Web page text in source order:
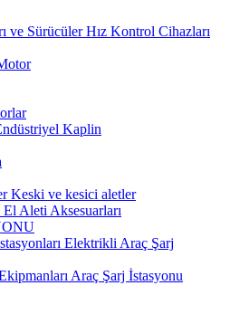
Hız Kontrol Cihazları
Kaplin
Keski ve kesici aletler
El Aleti Aksesuarları
Elektrikli Araç Şarj
Araç Şarj İstasyonu